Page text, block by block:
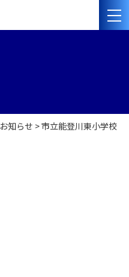
お知らせ 市立能登川東小学校